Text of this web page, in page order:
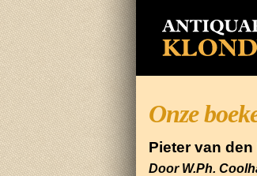
Onze
Pieter van
Door W.Ph.